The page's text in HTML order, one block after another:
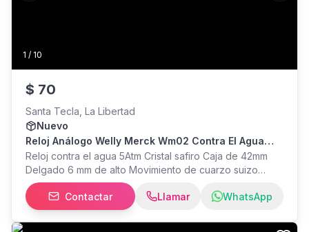
1 / 10
$ 70
Santa Tecla, La Libertad
Nuevo
Reloj Análogo Welly Merck Wm02 Contra El Agua
Nuevo En Su Caja
Reloj contra el agua 5Atm Cristal safiro Caja de 42mm
Delgado 6 mm de alto Movimiento de cuarzo suizo
Precio fijo Solo venta Incluye el envío a la mayor parte
del país. Mayor info inbox o WhatsApp
Contactar Llamar WhatsApp